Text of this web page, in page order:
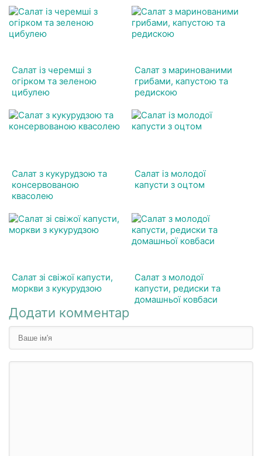
Салат із черемші з
огірком та зеленою
цибулею
Салат з маринованими
грибами, капустою та
редискою
Салат з кукурудзою та
консервованою
квасолею
Салат із молодої
капусти з оцтом
Салат зі свіжої капусти,
моркви з кукурудзою
Салат з молодої
капусти, редиски та
домашньої ковбаси
Додати комментар